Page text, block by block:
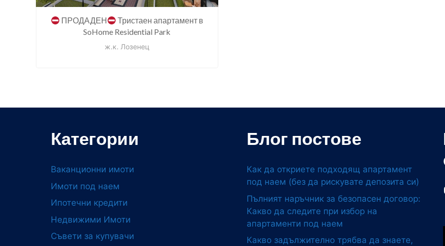
ПРОДАДЕН
Тристаен апартамент в
SoHome Residential Park
ж.к. Лозенец
Категории
Ваканционни имоти
Имоти под наем
Ипотечни кредити
Недвижими Имоти
Съвети за купувачи
Блог постове
Как да откриете подходящ апартамент
под наем (без да рискувате депозита си)
Пълният наръчник за безопасен договор:
Какво да следите при избор на
апартаменти под наем
Какво задължително трябва да знаете,